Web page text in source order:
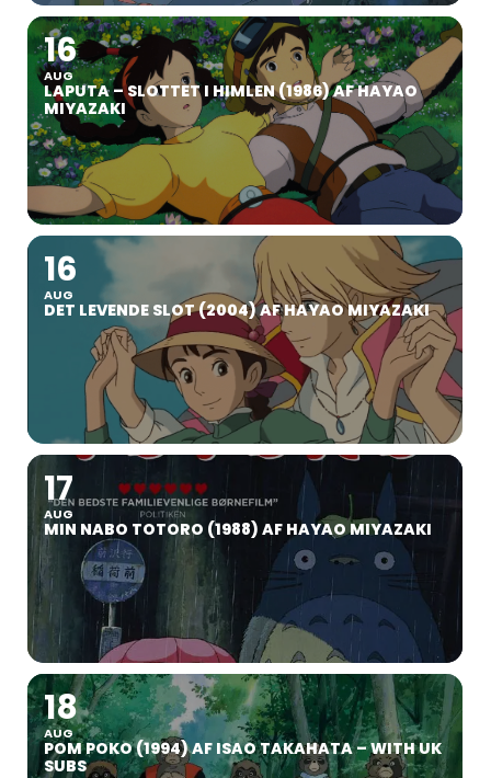
16
AUG
LAPUTA – SLOTTET I HIMLEN (1986) AF HAYAO
MIYAZAKI
16
AUG
DET LEVENDE SLOT (2004) AF HAYAO MIYAZAKI
17
AUG
MIN NABO TOTORO (1988) AF HAYAO MIYAZAKI
18
AUG
POM POKO (1994) AF ISAO TAKAHATA – WITH UK
SUBS